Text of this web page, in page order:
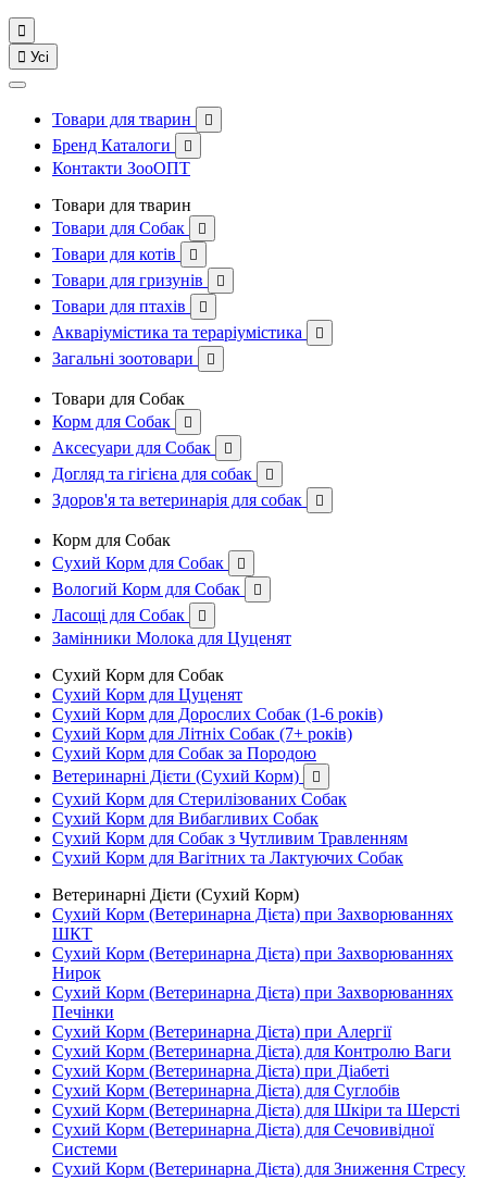

 Усі
Товари для тварин 
Бренд Каталоги 
Контакти ЗооОПТ
Товари для тварин
Товари для Собак

Товари для котів 
Товари для гризунів 
Товари для птахів 
Акваріумістика та тераріумістика 
Загальні зоотовари 
Товари для Собак
Корм для Собак

Аксесуари для Собак 
Догляд та гігієна для собак 
Здоров'я та ветеринарія для собак 
Корм для Собак
Сухий Корм для Собак

Вологий Корм для Собак 
Ласощі для Собак 
Замінники Молока для Цуценят
Сухий Корм для Собак
Сухий Корм для Цуценят
Сухий Корм для Дорослих Собак (1-6 років)
Сухий Корм для Літніх Собак (7+ років)
Сухий Корм для Собак за Породою
Ветеринарні Дієти (Сухий Корм)

Сухий Корм для Стерилізованих Собак
Сухий Корм для Вибагливих Собак
Сухий Корм для Собак з Чутливим Травленням
Сухий Корм для Вагітних та Лактуючих Собак
Ветеринарні Дієти (Сухий Корм)
Сухий Корм (Ветеринарна Дієта) при Захворюваннях
ШКТ
Сухий Корм (Ветеринарна Дієта) при Захворюваннях
Нирок
Сухий Корм (Ветеринарна Дієта) при Захворюваннях
Печінки
Сухий Корм (Ветеринарна Дієта) при Алергії
Сухий Корм (Ветеринарна Дієта) для Контролю Ваги
Сухий Корм (Ветеринарна Дієта) при Діабеті
Сухий Корм (Ветеринарна Дієта) для Суглобів
Сухий Корм (Ветеринарна Дієта) для Шкіри та Шерсті
Сухий Корм (Ветеринарна Дієта) для Сечовивідної
Системи
Сухий Корм (Ветеринарна Дієта) для Зниження Стресу